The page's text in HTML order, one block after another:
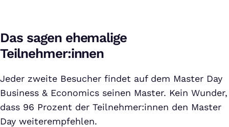
Das sagen ehemalige
Teilnehmer:innen
Jeder zweite Besucher findet auf dem Master Day
Business & Economics seinen Master. Kein Wunder,
dass 96 Prozent der Teilnehmer:innen den Master
Day weiterempfehlen.